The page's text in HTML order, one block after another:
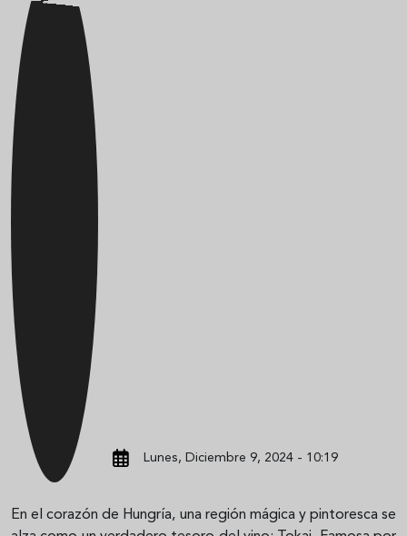
Lunes, Diciembre 9, 2024 - 10:19
En el corazón de Hungría, una región mágica y pintoresca se